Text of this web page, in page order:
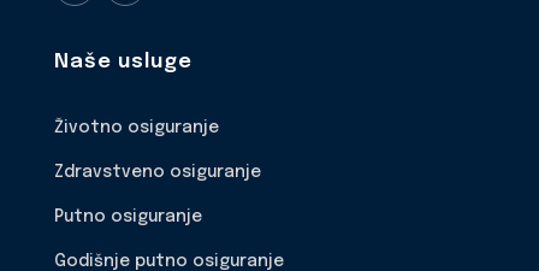
Naše usluge
Životno osiguranje
Zdravstveno osiguranje
Putno osiguranje
Godišnje putno osiguranje